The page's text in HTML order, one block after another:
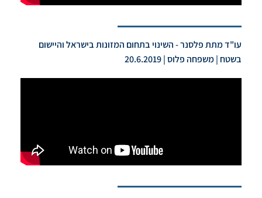
עו"ד מתת פלסנר - השינוי בתחום המזונות בישראל והיישום
בשטח | משפחה פלוס | 20.6.2019